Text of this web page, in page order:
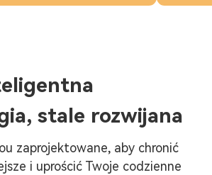
stale rozwijana
zaprojektowane, aby chronić
i uprościć Twoje codzienne